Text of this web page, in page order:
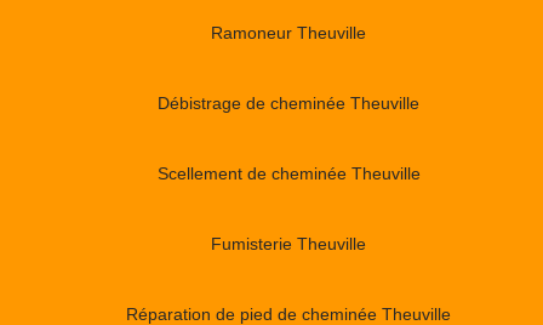
Ramoneur Theuville
Débistrage de cheminée Theuville
Scellement de cheminée Theuville
Fumisterie Theuville
Réparation de pied de cheminée Theuville